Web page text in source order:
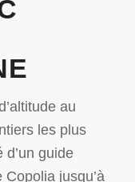
au
les plus
d’un guide
jusqu’à